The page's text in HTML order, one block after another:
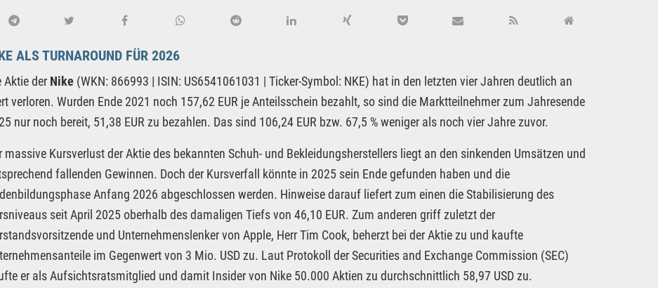
ALS TURNAROUND FÜR 2026
Aktie der Nike (WKN: 866993 | ISIN: US6541061031 | Ticker-Symbol: NKE) hat in den letzten vier Jahren deutlich an
verloren. Wurden Ende 2021 noch 157,62 EUR je Anteilsschein bezahlt, so sind die Marktteilnehmer zum Jahresende
nur noch bereit, 51,38 EUR zu bezahlen. Das sind 106,24 EUR bzw. 67,5 % weniger als noch vier Jahre zuvor.
massive Kursverlust der Aktie des bekannten Schuh- und Bekleidungsherstellers liegt an den sinkenden Umsätzen und
fallenden Gewinnen. Doch der Kursverfall könnte in 2025 sein Ende gefunden haben und die
Anfang 2026 abgeschlossen werden. Hinweise darauf liefert zum einen die Stabilisierung des
seit April 2025 oberhalb des damaligen Tiefs von 46,10 EUR. Zum anderen griff zuletzt der
und Unternehmenslenker von Apple, Herr Tim Cook, beherzt bei der Aktie zu und kaufte
im Gegenwert von 3 Mio. USD zu. Laut Protokoll der Securities and Exchange Commission (SEC)
er als Aufsichtsratsmitglied und damit Insider von Nike 50.000 Aktien zu durchschnittlich 58,97 USD zu.